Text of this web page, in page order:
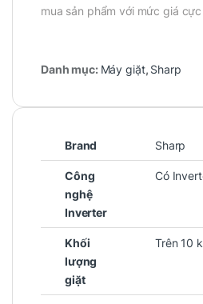
mua sản phẩm với mức giá
Danh mục: Máy giặt, Sharp
Brand Sharp
Công
nghệ
Inverter
Có
Khối
lượng
giặt
Trên 10